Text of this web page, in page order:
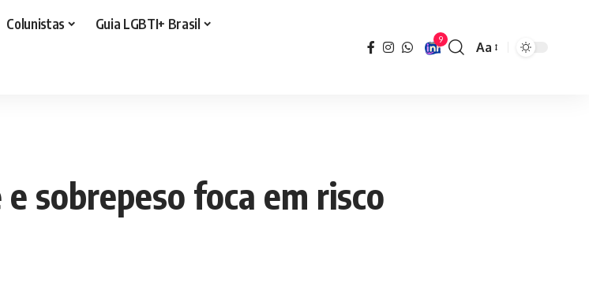
Colunistas Guia LGBTI+ Brasil
9
Font
Aa
sobrepeso foca em risco